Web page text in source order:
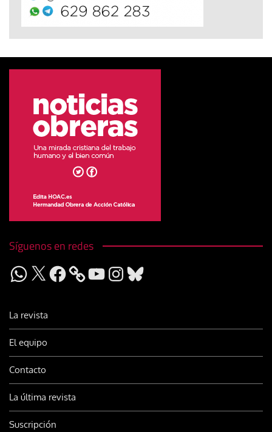
Síguenos en redes
WhatsApp
X Facebook YouTubeInstagram
Bluesky
La revista
El equipo
Contacto
La última revista
Suscripción